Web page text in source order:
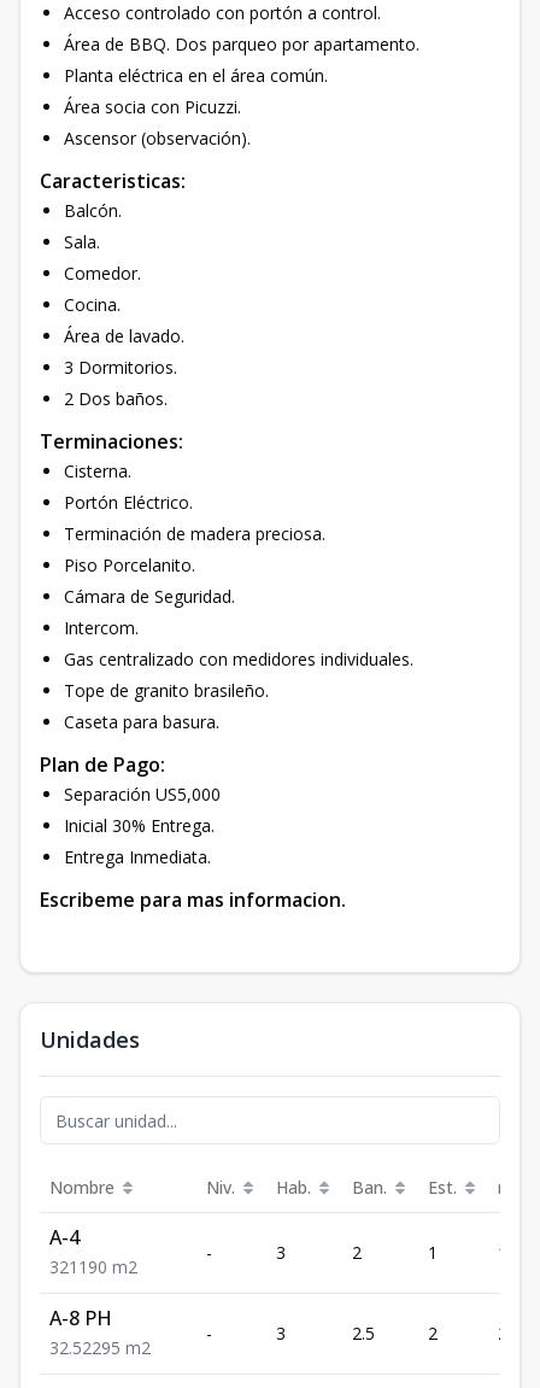
Acceso controlado con portón a control.
Área de BBQ. Dos parqueo por apartamento.
Planta eléctrica en el área común.
Área socia con Picuzzi.
Ascensor (observación).
Caracteristicas:
Balcón.
Sala.
Comedor.
Cocina.
Área de lavado.
3 Dormitorios.
2 Dos baños.
Terminaciones:
Cisterna.
Portón Eléctrico.
Terminación de madera preciosa.
Piso Porcelanito.
Cámara de Seguridad.
Intercom.
Gas centralizado con medidores individuales.
Tope de granito brasileño.
Caseta para basura.
Plan de Pago:
Separación US5,000
Inicial 30% Entrega.
Entrega Inmediata.
Escribeme para mas informacion.
Unidades
Nombre Niv. Hab. Ban. Est. m²
A-4
321 190 m2
- 3 2 1 190
A-8 PH
32.52295 m2
- 3 2.5 2 295